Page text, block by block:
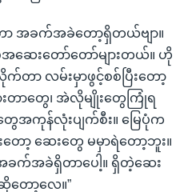
အခက်အခဲတော့ရှိတယ်ဗျာ။
ေးတော်တော်များတယ်။ ဟို
ာ လမ်းမှာဖွင့်စစ်ပြီးတော့
တာတွေ၊ အဲလိုမျိုးတွေကြုံရ
အကုန်လုံးပျက်စီး။ မြေပုံက
ာ့ ဆေးတွေ မမှာရဲတော့ဘူး။
က်အခဲရှိတာပေါ့။ ရှိတဲ့ဆေး
တော့လေ။”